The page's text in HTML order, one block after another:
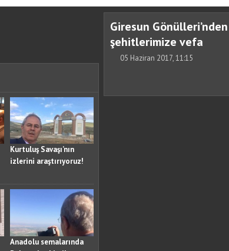
Kurtuluş Savaşı’nın
izlerini araştırıyoruz!
Anadolu semalarında
Giresun Gönülleri’nden
şehitlerimize vefa
05 Haziran 2017, 11:15